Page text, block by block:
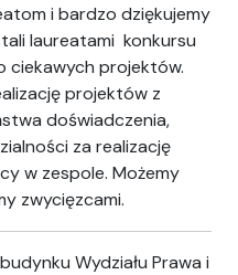
i bardzo dziękujemy
laureatami konkursu
ciekawych projektów.
projektów z
doświadczenia,
za realizację
w zespole. Możemy
zwycięzcami.
Wydziału Prawa i